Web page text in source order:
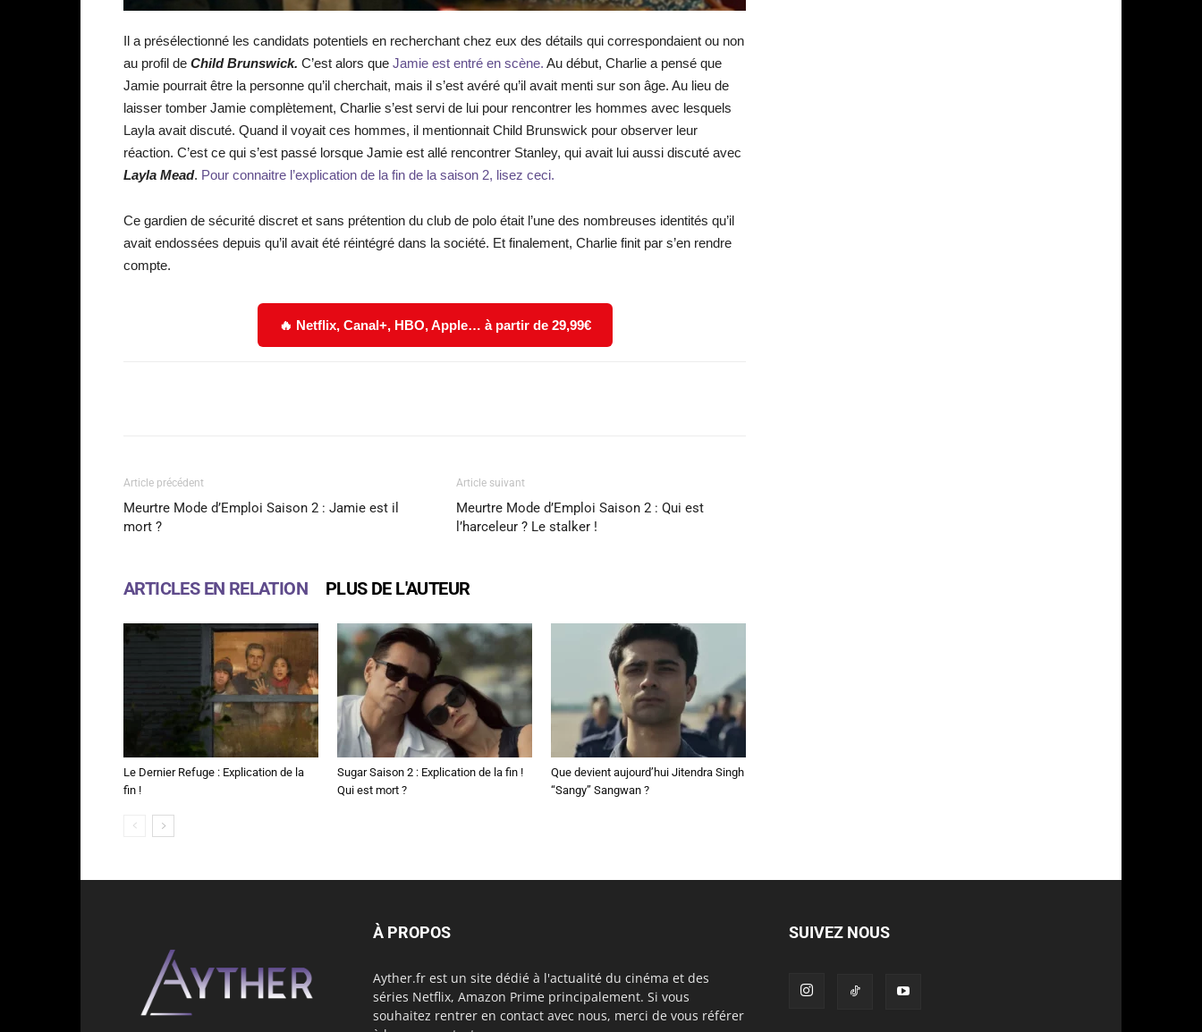
Il a présélectionné les candidats potentiels en recherchant chez eux des détails qui correspondaient ou non
au profil de Child Brunswick. C’est alors que Jamie est entré en scène. Au début, Charlie a pensé que
Jamie pourrait être la personne qu’il cherchait, mais il s’est avéré qu’il avait menti sur son âge. Au lieu de
laisser tomber Jamie complètement, Charlie s’est servi de lui pour rencontrer les hommes avec lesquels
Layla avait discuté. Quand il voyait ces hommes, il mentionnait Child Brunswick pour observer leur
réaction. C’est ce qui s’est passé lorsque Jamie est allé rencontrer Stanley, qui avait lui aussi discuté avec
Layla Mead. Pour connaitre l’explication de la fin de la saison 2, lisez ceci.
Ce gardien de sécurité discret et sans prétention du club de polo était l’une des nombreuses identités qu’il
avait endossées depuis qu’il avait été réintégré dans la société. Et finalement, Charlie finit par s’en rendre
compte.
🔥 Netflix, Canal+, HBO, Apple… à partir de 29,99€
Article précédent
Meurtre Mode d’Emploi Saison 2 : Jamie est il
mort ?
Article suivant
Meurtre Mode d’Emploi Saison 2 : Qui est
l’harceleur ? Le stalker !
ARTICLES EN RELATION PLUS DE L'AUTEUR
Le Dernier Refuge : Explication de la
fin !
Sugar Saison 2 : Explication de la fin !
Qui est mort ?
Que devient aujourd’hui Jitendra Singh
“Sangy” Sangwan ?
À PROPOS
Ayther.fr est un site dédié à l'actualité du cinéma et des
séries Netflix, Amazon Prime principalement. Si vous
souhaitez rentrer en contact avec nous, merci de vous référer
SUIVEZ NOUS